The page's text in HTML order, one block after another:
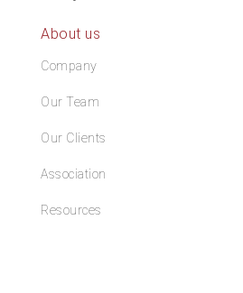
About us
Company
Our Team
Our Clients
Association
Resources